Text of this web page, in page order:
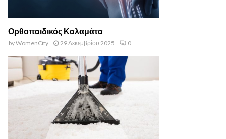
Ορθοπαιδικός Καλαμάτα
byWomenCity 29 Δεκεμβρίου 2025 0